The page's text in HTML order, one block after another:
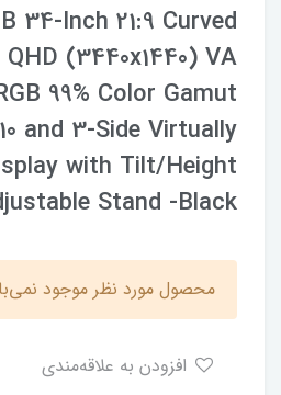
34-Inch 21:9 Curved
(3440x1440) VA
99% Color Gamut
and 3-Side Virtually
with Tilt/Height
Stand -Black
محصول مورد نظر موجود